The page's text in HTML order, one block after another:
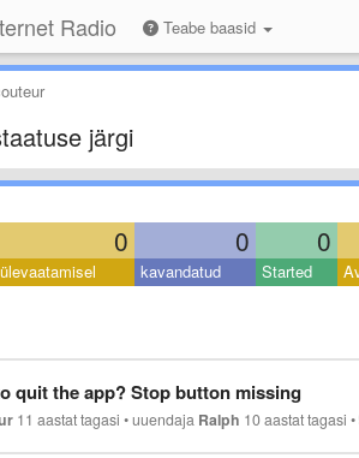
Radio Teabe baasid
järgi
0 0 0
ülevaatamisel kavandatud Started
quit the app? Stop button missing
11 aastat tagasi •uuendaja Ralph 10 aastat tagasi •